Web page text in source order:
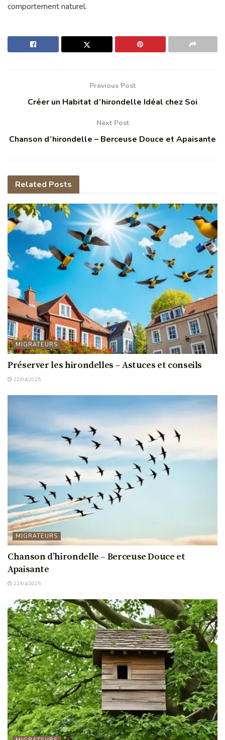
comportement naturel.
Previous Post
Créer un Habitat d’hirondelle Idéal chez Soi
Next Post
Chanson d’hirondelle – Berceuse Douce et Apaisante
Related Posts
MIGRATEURS
Préserver les hirondelles – Astuces et conseils
22/04/2025
MIGRATEURS
Chanson d’hirondelle – Berceuse Douce et
Apaisante
22/04/2025